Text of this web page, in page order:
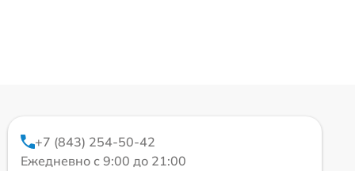
+7 (843) 254-50-42
Ежедневно с 9:00 до 21:00